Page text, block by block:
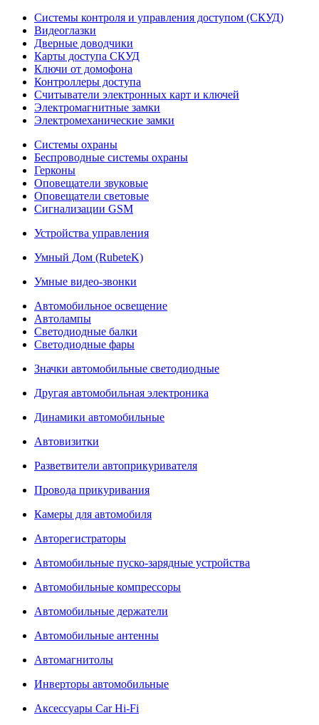
Системы контроля и управления доступом (СКУД)
Видеоглазки
Дверные доводчики
Карты доступа СКУД
Ключи от домофона
Контроллеры доступа
Считыватели электронных карт и ключей
Электромагнитные замки
Электромеханические замки
Системы охраны
Беспроводные системы охраны
Герконы
Оповещатели звуковые
Оповещатели световые
Сигнализации GSM
Устройства управления
Умный Дом (RubeteK)
Умные видео-звонки
Автомобильное освещение
Автолампы
Светодиодные балки
Светодиодные фары
Значки автомобильные светодиодные
Другая автомобильная электроника
Динамики автомобильные
Автовизитки
Разветвители автоприкуривателя
Провода прикуривания
Камеры для автомобиля
Авторегистраторы
Автомобильные пуско-зарядные устройства
Автомобильные компрессоры
Автомобильные держатели
Автомобильные антенны
Автомагнитолы
Инверторы автомобильные
Аксессуары Car Hi-Fi